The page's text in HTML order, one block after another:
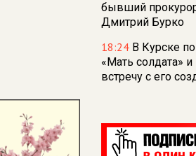
бывший
Дмитрий Бурко
18:24 В Курске
«Мать солдата»
встречу с его
из‑за проблем с